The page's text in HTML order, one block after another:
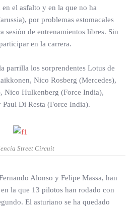
el asfalto y en la que no ha
por problemas estomacales
sesión de entrenamientos libres. Sin
en la carrera.
parrilla los sorprendentes Lotus de
Nico Rosberg (Mercedes),
Nico Hulkenberg (Force India),
Di Resta (Force India).
Street Circuit
Alonso y Felipe Massa, han
la que 13 pilotos han rodado con
El asturiano se ha quedado